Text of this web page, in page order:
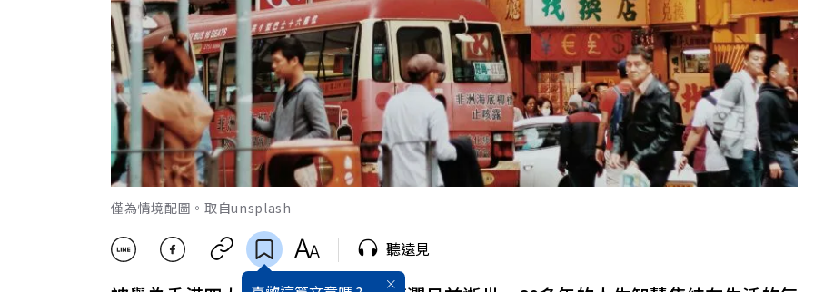
僅為情境配圖。取自unsplash
聽遠見